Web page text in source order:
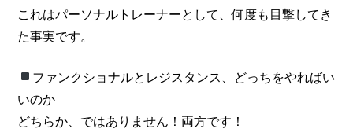
これはパーソナルトレーナーとして、何度も目撃してき
た事実です。
ファンクショナルとレジスタンス、どっちをやればい
いのか
どちらか、ではありません！両方です！